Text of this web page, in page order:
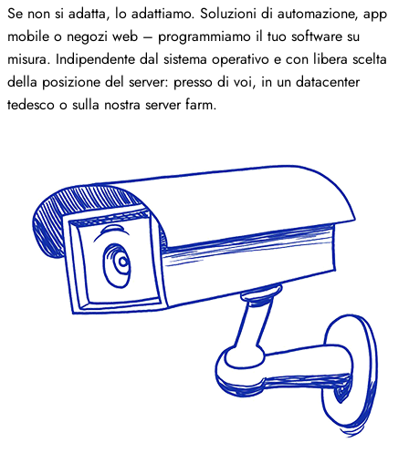
Se non si adatta, lo adattiamo. Soluzioni di automazione, app
mobile o negozi web – programmiamo il tuo software su
misura. Indipendente dal sistema operativo e con libera scelta
della posizione del server: presso di voi, in un datacenter
tedesco o sulla nostra server farm.